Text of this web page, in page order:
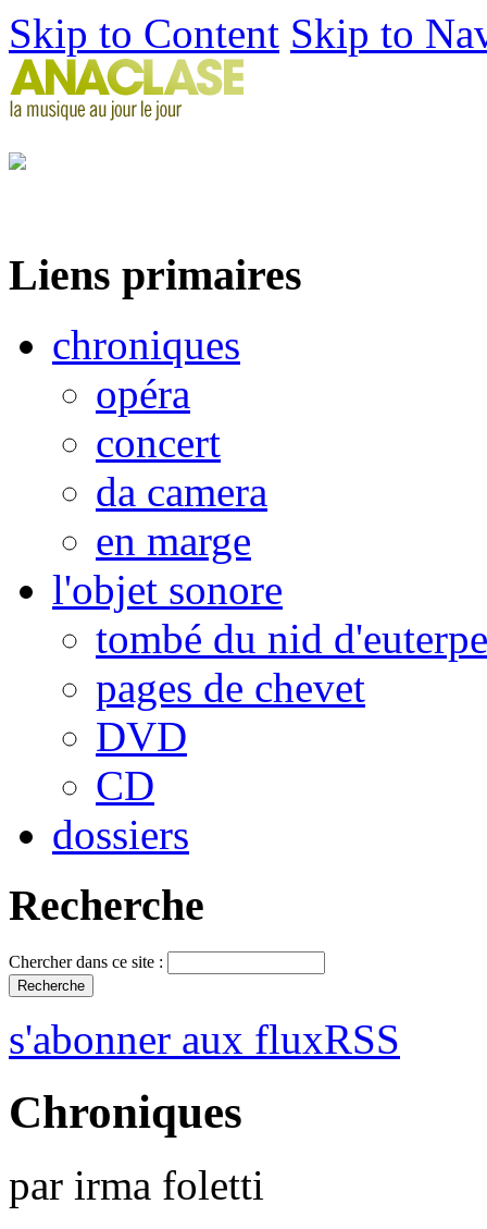
Skip to Content Skip to
Liens primaires
chroniques
opéra
concert
da camera
en marge
l'objet sonore
tombé du nid d'euterpe
pages de chevet
DVD
CD
dossiers
Recherche
Chercher dans ce site :
s'abonner aux fluxRSS
Chroniques
par irma foletti